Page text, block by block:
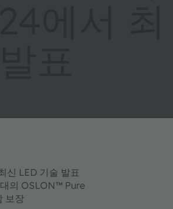
신 LED 기술 발표
의 OSLON™ Pure
보장